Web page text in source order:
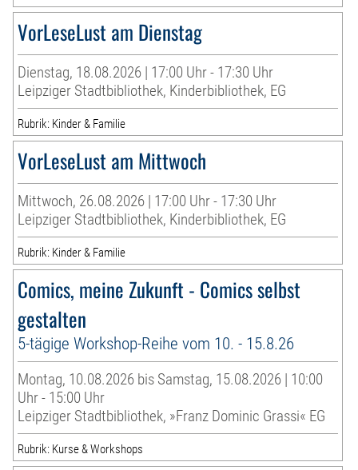
VorLeseLust am Dienstag
Dienstag, 18.08.2026 | 17:00 Uhr - 17:30 Uhr
Leipziger Stadtbibliothek, Kinderbibliothek, EG
Rubrik: Kinder & Familie
VorLeseLust am Mittwoch
Mittwoch, 26.08.2026 | 17:00 Uhr - 17:30 Uhr
Leipziger Stadtbibliothek, Kinderbibliothek, EG
Rubrik: Kinder & Familie
Comics, meine Zukunft - Comics selbst
gestalten
5-tägige Workshop-Reihe vom 10. - 15.8.26
Montag, 10.08.2026 bis Samstag, 15.08.2026 | 10:00
Uhr - 15:00 Uhr
Leipziger Stadtbibliothek, »Franz Dominic Grassi« EG
Rubrik: Kurse & Workshops